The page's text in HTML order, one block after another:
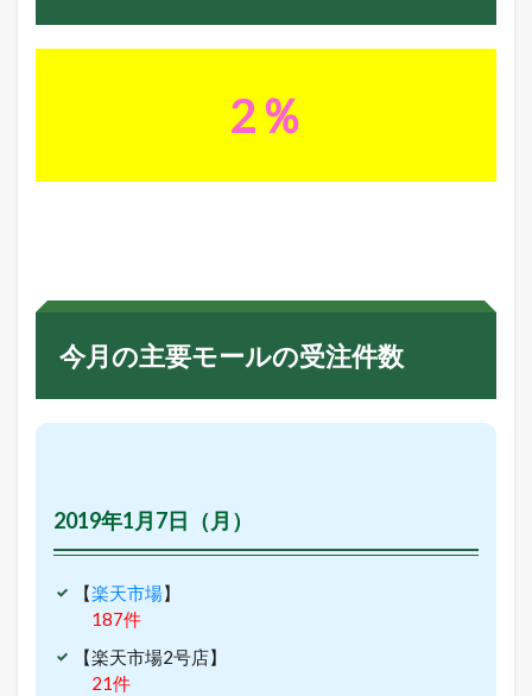
2％
今月の主要モールの受注件数
2019年1月7日（月）
【楽天市場】
187件
【楽天市場2号店】
21件